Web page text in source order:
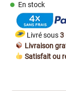
En stock
Livré sous3
Livraison
Satisfait ou